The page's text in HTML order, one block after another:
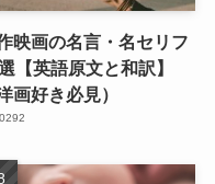
映画の名言・名セリフ
【英語原文と和訳】
画好き必見）